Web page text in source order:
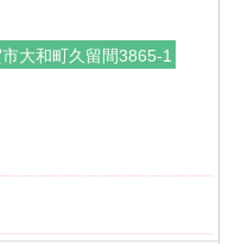
大和町久留間3865-1